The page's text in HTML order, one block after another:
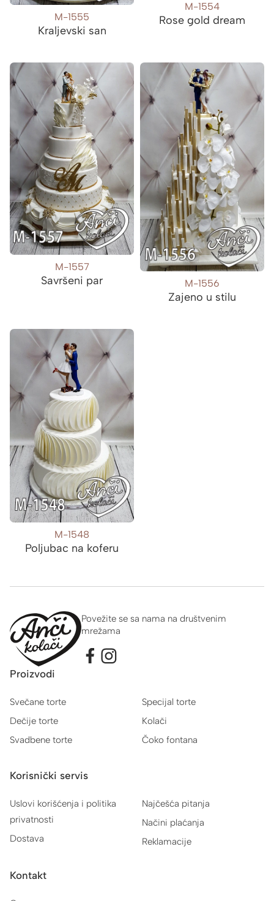
M-1555
Kraljevski san
M-1554
Rose gold dream
M-1557
Savršeni par M-1556
Zajeno u stilu
M-1548
Poljubac na koferu
Povežite se sa nama na društvenim
mrežama
Proizvodi
Svečane torte
Dečije torte
Svadbene torte
Specijal torte
Kolači
Čoko fontana
Korisnički servis
Uslovi korišćenja i politika
privatnosti
Dostava
Najčešća pitanja
Načini plaćanja
Reklamacije
Kontakt